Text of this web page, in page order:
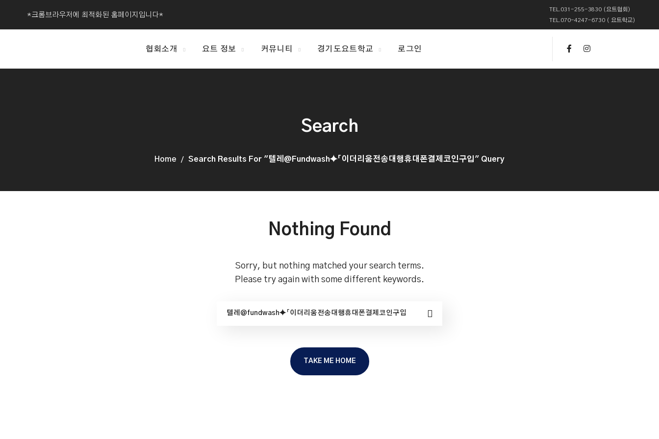
*크롬브라우저에 최적화된 홈페이지입니다*
TEL.031-255-3830 (요트협회)
TEL.070-4247-6730 ( 요트학교)
협회소개 요트 정보 커뮤니티 경기도요트학교 로그인
Search
Home Search Results For "텔레@fundwash⯌「이더리움전송대행휴대폰결제코인구입" Query
Nothing Found
Sorry, but nothing matched your search terms.
Please try again with some different keywords.
TAKE ME HOME